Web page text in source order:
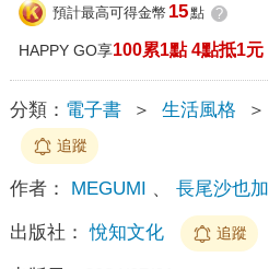
預計最高可得金幣 15點 ?
HAPPY GO享100累1點 4點抵1元
分類： 電子書 ＞ 生活風格 ＞
追蹤
作者： MEGUMI 、 長尾沙也加
出版社： 悅知文化 追蹤